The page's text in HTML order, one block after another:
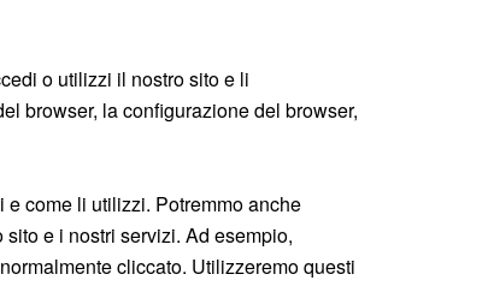
o utilizzi il nostro sito e li
browser, la configurazione del browser,
come li utilizzi. Potremmo anche
e i nostri servizi. Ad esempio,
cliccato. Utilizzeremo questi